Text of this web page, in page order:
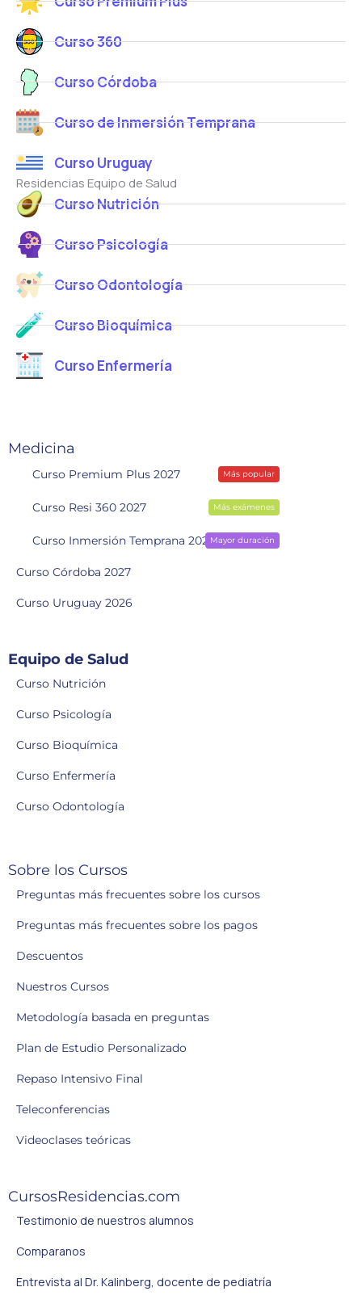
Curso 360
Curso Córdoba
Curso de Inmersión Temprana
Curso Uruguay
Residencias Equipo de Salud
Curso Nutrición
Curso Psicología
Curso Odontología
Curso Bioquímica
Curso Enfermería
Medicina
Curso Premium Plus 2027 Más popular
Curso Resi 360 2027 Más exámenes
Curso Inmersión Temprana 2028Mayor duración
Curso Córdoba 2027
Curso Uruguay 2026
Equipo de Salud
Curso Nutrición
Curso Psicología
Curso Bioquímica
Curso Enfermería
Curso Odontología
Sobre los Cursos
Preguntas más frecuentes sobre los cursos
Preguntas más frecuentes sobre los pagos
Descuentos
Nuestros Cursos
Metodología basada en preguntas
Plan de Estudio Personalizado
Repaso Intensivo Final
Teleconferencias
Videoclases teóricas
CursosResidencias.com
Testimonio de nuestros alumnos
Comparanos
Entrevista al Dr. Kalinberg, docente de pediatría